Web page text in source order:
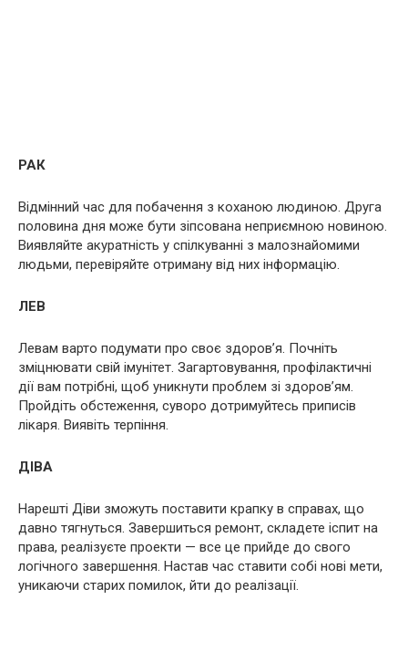
РАК
Відмінний час для побачення з коханою людиною. Друга
половина дня може бути зіпсована неприємною новиною.
Виявляйте акуратність у спілкуванні з малознайомими
людьми, перевіряйте отриману від них інформацію.
ЛЕВ
Левам варто подумати про своє здоров’я. Почніть
зміцнювати свій імунітет. Загартовування, профілактичні
дії вам потрібні, щоб уникнути проблем зі здоров’ям.
Пройдіть обстеження, суворо дотримуйтесь приписів
лікаря. Виявіть терпіння.
ДІВА
Нарешті Діви зможуть поставити крапку в справах, що
давно тягнуться. Завершиться ремонт, складете іспит на
права, реалізуєте проекти — все це прийде до свого
логічного завершення. Настав час ставити собі нові мети,
уникаючи старих помилок, йти до реалізації.